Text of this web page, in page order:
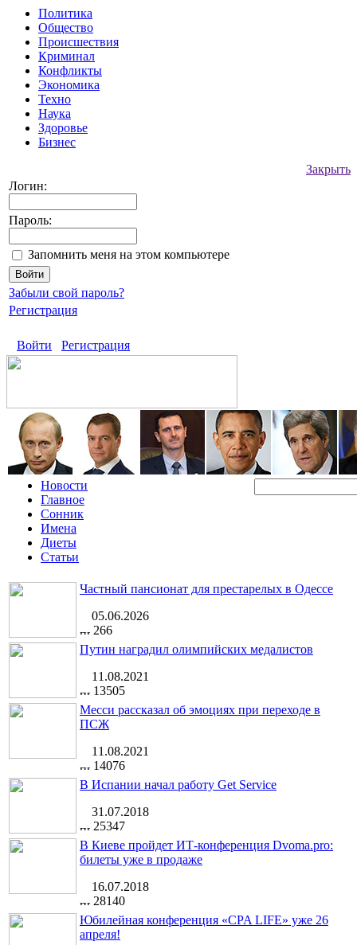
Политика
Общество
Происшествия
Криминал
Конфликты
Экономика
Техно
Наука
Здоровье
Бизнес
Закрыть
Логин:
Пароль:
Запомнить меня на этом компьютере
Забыли свой пароль?
Регистрация
Войти Регистрация
Новости
Главное
Сонник
Имена
Диеты
Статьи
Частный пансионат для престарелых в Одессе
05.06.2026
266
Путин наградил олимпийских медалистов
11.08.2021
13505
Месси рассказал об эмоциях при переходе в
ПСЖ
11.08.2021
14076
В Испании начал работу Get Service
31.07.2018
25347
В Киеве пройдет ИТ-конференция Dvoma.pro:
билеты уже в продаже
16.07.2018
28140
Юбилейная конференция «CPA LIFE» уже 26
апреля!